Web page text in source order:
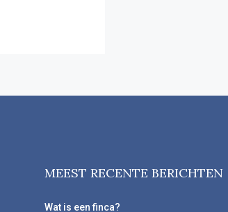
MEEST RECENTE BERICHTEN
Wat is een finca?